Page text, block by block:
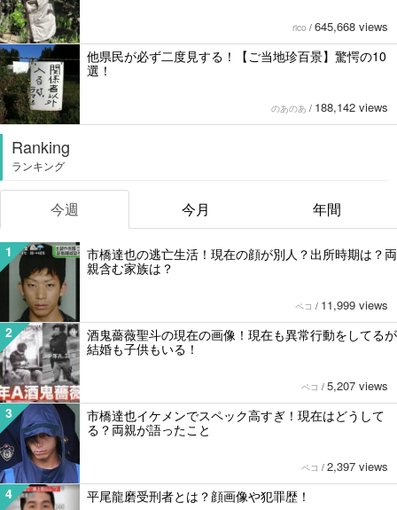
rico / 645,668 views
他県民が必ず二度見する！【ご当地珍百景】驚愕の10
選！
のあのあ / 188,142 views
Ranking
ランキング
今週 今月 年間
1
市橋達也の逃亡生活！現在の顔が別人？出所時期は？両
親含む家族は？
ペコ / 11,999 views
2
酒鬼薔薇聖斗の現在の画像！現在も異常行動をしてるが
結婚も子供もいる！
ペコ / 5,207 views
3
市橋達也イケメンでスペック高すぎ！現在はどうして
る？両親が語ったこと
ペコ / 2,397 views
4 平尾龍磨受刑者とは？顔画像や犯罪歴！